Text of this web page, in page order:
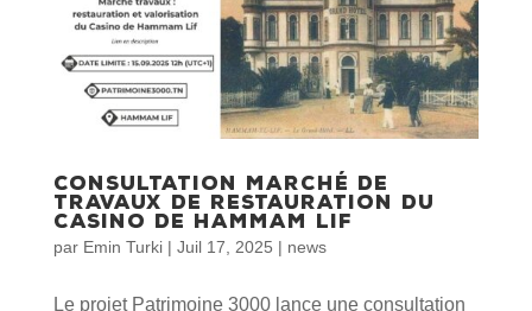
Consultation marché de
travaux de restauration du
Casino de Hammam Lif
par Emin Turki| Juil 17, 2025 | news
Le projet Patrimoine 3000 lance une consultation